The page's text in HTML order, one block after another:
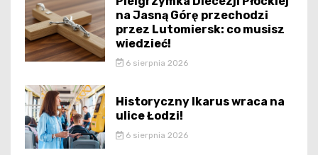
na Jasną Górę przechodzi
przez Lutomiersk: co musisz
wiedzieć!
6 sierpnia 2026
Historyczny Ikarus wraca na
ulice Łodzi!
6 sierpnia 2026